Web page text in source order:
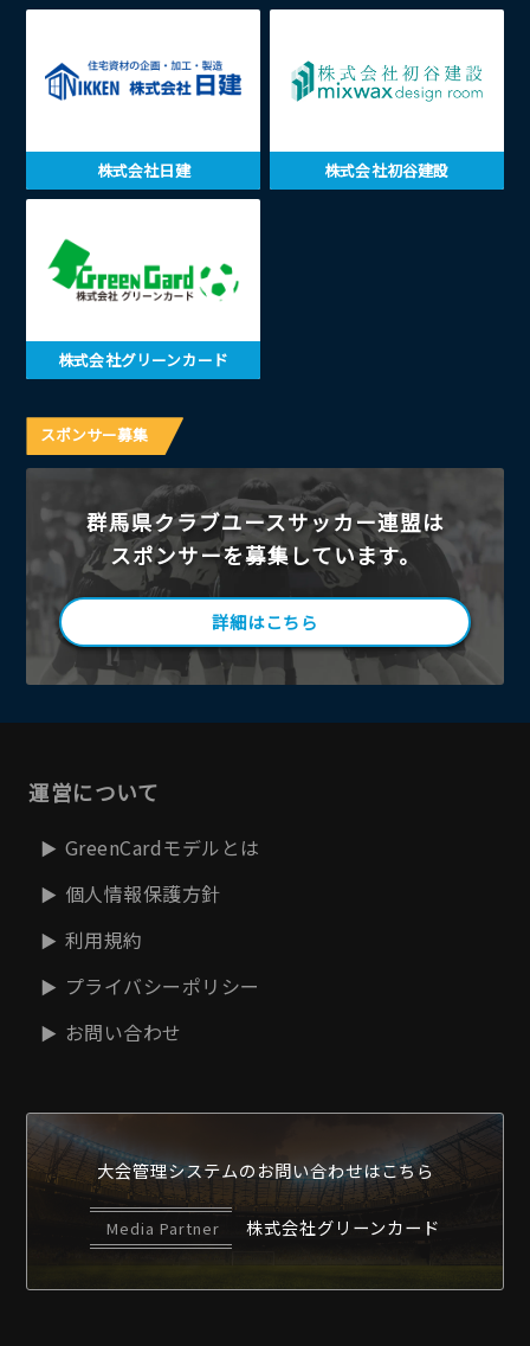
株式会社日建 株式会社初谷建設
株式会社グリーンカード
スポンサー募集
群馬県クラブユースサッカー連盟は
スポンサーを募集しています。
詳細はこちら
運営について
GreenCardモデルとは
個人情報保護方針
利用規約
プライバシーポリシー
お問い合わせ
大会管理システムのお問い合わせはこちら
Media Partner 株式会社グリーンカード